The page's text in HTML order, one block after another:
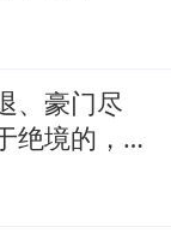
、豪门尽
绝境的，竟